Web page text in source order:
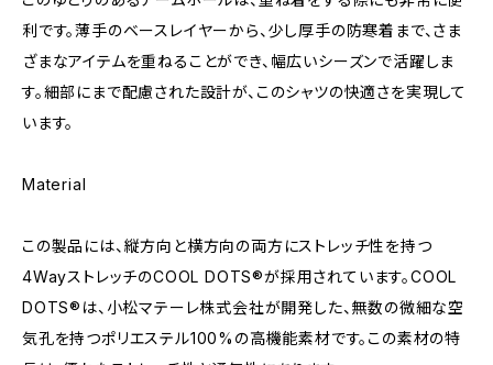
利です。薄手のベースレイヤーから、少し厚手の防寒着まで、さま
ざまなアイテムを重ねることができ、幅広いシーズンで活躍しま
す。細部にまで配慮された設計が、このシャツの快適さを実現して
います。
Material
この製品には、縦方向と横方向の両方にストレッチ性を持つ
4WayストレッチのCOOL DOTS®が採用されています。COOL
DOTS®は、小松マテーレ株式会社が開発した、無数の微細な空
気孔を持つポリエステル100%の高機能素材です。この素材の特